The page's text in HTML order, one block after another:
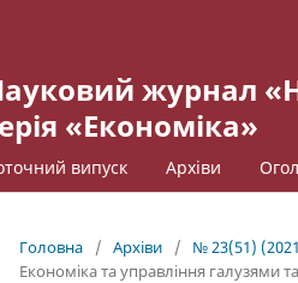
журнал
«Економіка»
випуск Архіви
Головна / Архіви / № 23(51)
Економіка та управління галузями